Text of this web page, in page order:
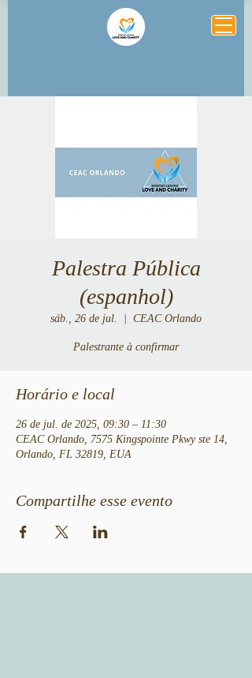
Palestra Pública
(espanhol)
sáb., 26 de jul. CEAC Orlando
Palestrante à confirmar
Horário e local
26 de jul. de 2025, 09:30 – 11:30
CEAC Orlando, 7575 Kingspointe Pkwy ste 14,
Orlando, FL 32819, EUA
Compartilhe esse evento